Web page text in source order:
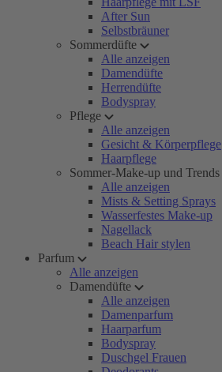
After Sun
Selbstbräuner
Sommerdüfte
Alle anzeigen
Damendüfte
Herrendüfte
Bodyspray
Pflege
Alle anzeigen
Gesicht & Körperpflege
Haarpflege
Sommer-Make-up und Trends
Alle anzeigen
Mists & Setting Sprays
Wasserfestes Make-up
Nagellack
Beach Hair stylen
Parfum
Alle anzeigen
Damendüfte
Alle anzeigen
Damenparfum
Haarparfum
Bodyspray
Duschgel Frauen